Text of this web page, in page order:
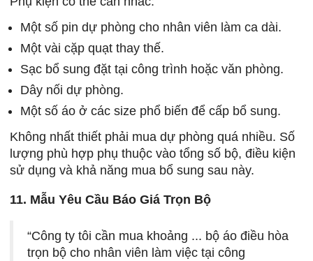
Một số pin dự phòng cho nhân viên làm ca dài.
Một vài cặp quạt thay thế.
Sạc bổ sung đặt tại công trình hoặc văn phòng.
Dây nối dự phòng.
Một số áo ở các size phổ biến để cấp bổ sung.
Không nhất thiết phải mua dự phòng quá nhiều. Số
lượng phù hợp phụ thuộc vào tổng số bộ, điều kiện
sử dụng và khả năng mua bổ sung sau này.
11. Mẫu Yêu Cầu Báo Giá Trọn Bộ
“Công ty tôi cần mua khoảng ... bộ áo điều hòa
trọn bộ cho nhân viên làm việc tại công